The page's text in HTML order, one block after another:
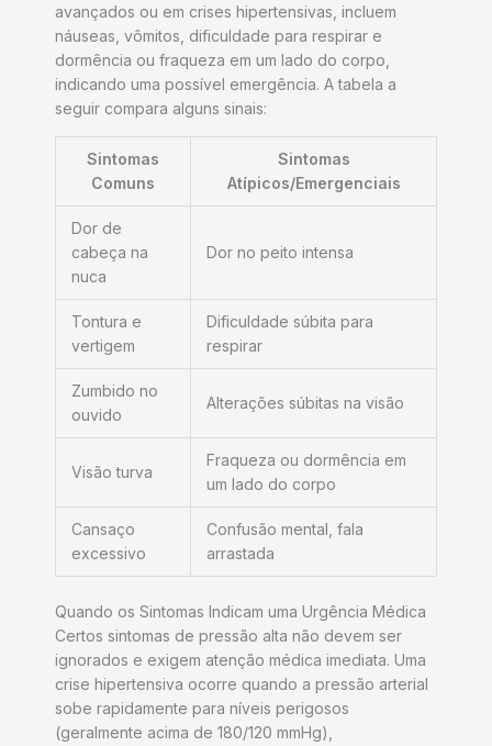
avançados ou em crises hipertensivas, incluem
náuseas, vômitos, dificuldade para respirar e
dormência ou fraqueza em um lado do corpo,
indicando uma possível emergência. A tabela a
seguir compara alguns sinais:
Sintomas
Comuns
Sintomas
Atípicos/Emergenciais
Dor de
cabeça na
nuca
Dor no peito intensa
Tontura e
vertigem
Dificuldade súbita para
respirar
Zumbido no
ouvido
Alterações súbitas na visão
Visão turva
Fraqueza ou dormência em
um lado do corpo
Cansaço
excessivo
Confusão mental, fala
arrastada
Quando os Sintomas Indicam uma Urgência Médica
Certos sintomas de pressão alta não devem ser
ignorados e exigem atenção médica imediata. Uma
crise hipertensiva ocorre quando a pressão arterial
sobe rapidamente para níveis perigosos
(geralmente acima de 180/120 mmHg),